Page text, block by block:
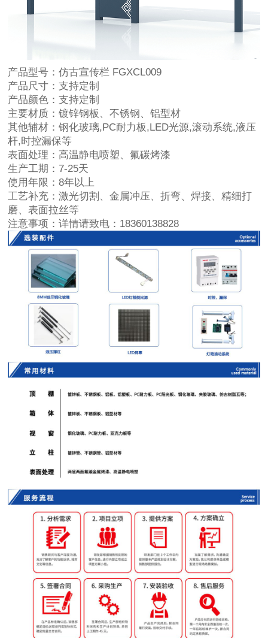
产品型号：仿古宣传栏 FGXCL009
产品尺寸：支持定制
产品颜色：支持定制
主要材质：镀锌钢板、不锈钢、铝型材
其他辅材：钢化玻璃,PC耐力板,LED光源,滚动系统,液压
杆,时控漏保等
表面处理： 高温静电喷塑、氟碳烤漆
生产工期： 7-25天
使用年限：8年以上
工艺补充：激光切割、金属冲压、折弯、焊接、精细打
磨、表面拉丝等
注意事项：详情请致电：18360138828